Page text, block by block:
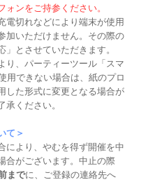
ォンをご持参ください。
電切れなどにより端末が使用
加いただけません。その際の
」とさせていただきます。
り、パーティーツール「スマ
用できない場合は、紙のプロ
した形式に変更となる場合が
承ください。
て＞
により、やむを得ず開催を中
合がございます。中止の際
までに、ご登録の連絡先へ